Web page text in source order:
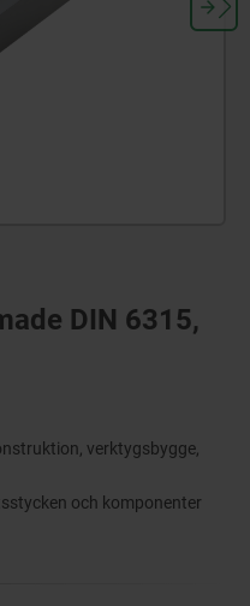
DIN 6315,
verktygsbygge,
och komponenter